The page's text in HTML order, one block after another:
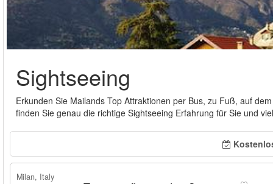
Sightseeing
Erkunden Sie Mailands Top Attraktionen per Bus, zu Fuß, auf
finden Sie genau die richtige Sightseeing Erfahrung für Sie und
Milan, Italy